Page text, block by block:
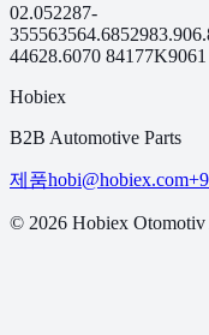
02.052287-
355563564.68529
44628.6070 84177K9061
Hobiex
B2B Automotive Parts
제품hobi@hobiex.com
© 2026 Hobiex Otomotiv